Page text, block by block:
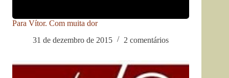
Para Vítor. Com muita dor
31 de dezembro de 2015
2 comentários